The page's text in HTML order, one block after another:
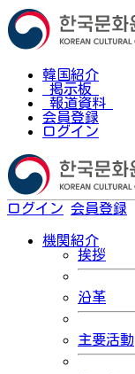
韓国紹介
掲示板
報道資料
会員登録
ログイン
ログイン 会員登録
機関紹介
挨拶
沿革
主要活動